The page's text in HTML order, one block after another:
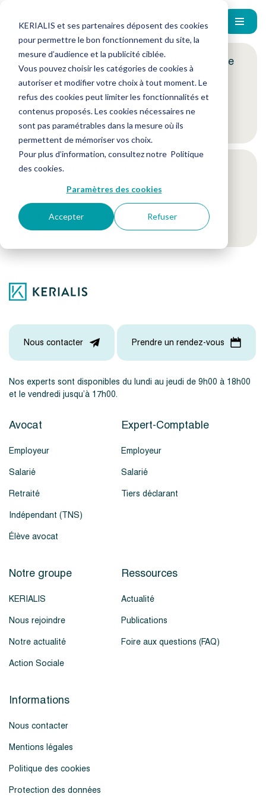
KERIALIS et ses partenaires déposent des cookies
pour permettre le bon fonctionnement du site, la
mesure d’audience et la publicité ciblée.
Vous pouvez choisir les catégories de cookies à
autoriser et modifier votre choix à tout moment. Le
refus des cookies peut limiter les fonctionnalités et
contenus proposés. Les cookies nécessaires ne
sont pas paramétrables dans la mesure où ils
permettent de mémoriser vos choix.
Pour plus d’information, consultez notre Politique
des cookies.
Paramètres des cookies
Accepter Refuser
Encore plus d'actus ? Inscrivez-vous à notre
newsletter !
Je m'inscris
Suivez-nous sur nos réseaux sociaux
Nos experts sont disponibles du lundi au jeudi de 9h00 à 18h00
et le vendredi jusqu’à 17h00.
Nous contacter Prendre un rendez-vous
Avocat
Employeur
Salarié
Retraité
Indépendant (TNS)
Élève avocat
Expert-Comptable
Employeur
Salarié
Tiers déclarant
Notre groupe
KERIALIS
Nous rejoindre
Notre actualité
Action Sociale
Ressources
Actualité
Publications
Foire aux questions (FAQ)
Informations
Nous contacter
Mentions légales
Politique des cookies
Protection des données